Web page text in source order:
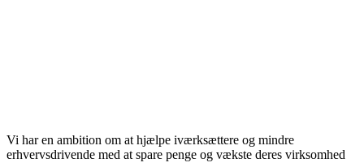
Vi har en ambition om at hjælpe iværksættere og mindre
erhvervsdrivende med at spare penge og vækste deres virksomhed